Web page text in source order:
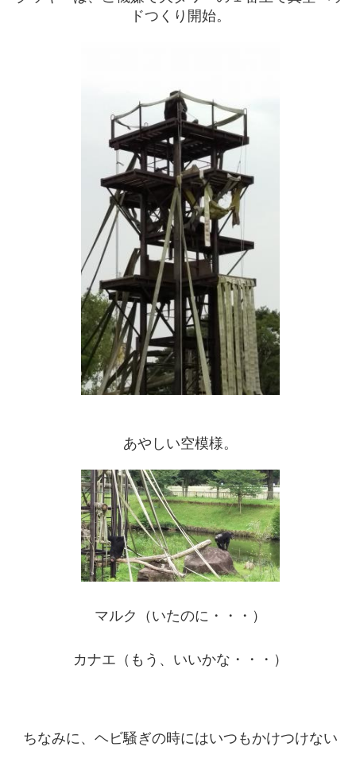
ドつくり開始。
あやしい空模様。
マルク（いたのに・・・）
カナエ（もう、いいかな・・・）
ちなみに、ヘビ騒ぎの時にはいつもかけつけない